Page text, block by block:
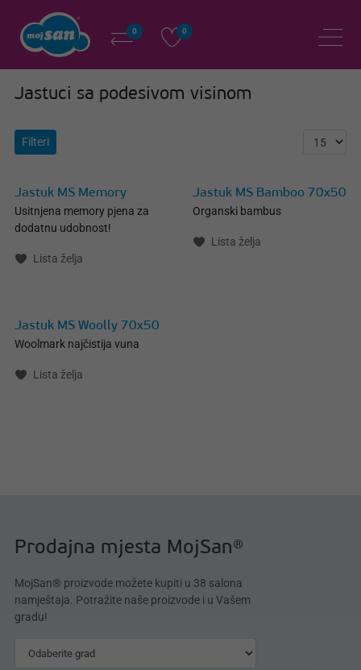
0 0
Jastuci sa podesivom visinom
Filteri
Jastuk MS Memory
Usitnjena memory pjena za
dodatnu udobnost!
Lista želja
Jastuk MS Bamboo 70x50
Organski bambus
Lista želja
Jastuk MS Woolly 70x50
Woolmark najčistija vuna
Lista želja
Prodajna mjesta MojSan®
MojSan® proizvode možete kupiti u 38 salona
namještaja. Potražite naše proizvode i u Vašem
gradu!